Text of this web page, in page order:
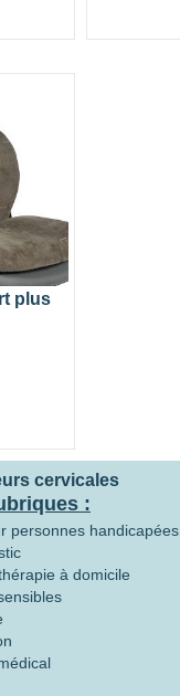
cervicales
:
personnes handicapées
à domicile
plus